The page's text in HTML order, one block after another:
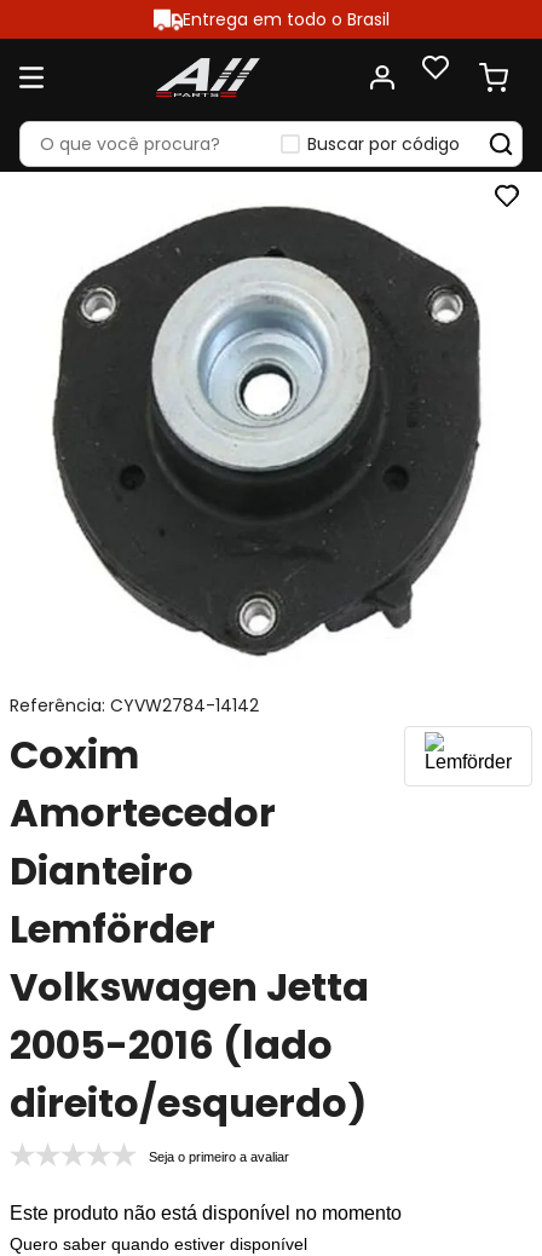
Entrega em todo o Brasil
Buscar por código
Referência: CYVW2784-14142
Coxim
Amortecedor
Dianteiro
Lemförder
Volkswagen Jetta
2005-2016 (lado
direito/esquerdo)
Seja o primeiro a avaliar
Este produto não está disponível no momento
Quero saber quando estiver disponível